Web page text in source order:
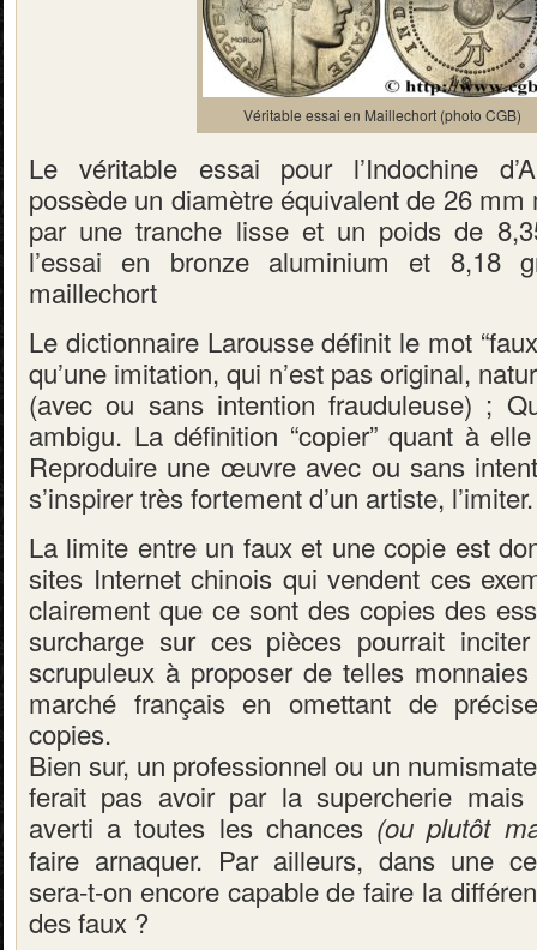
Véritable essai en Maillechort (photo CGB)
Le véritable essai pour l’Indochine
possède un diamètre équivalent de 26
par une tranche lisse et un poids de
l’essai en bronze aluminium et 8,18
maillechort
Le dictionnaire Larousse définit le mot
qu’une imitation, qui n’est pas original,
(avec ou sans intention frauduleuse) ;
ambigu. La définition “copier” quant à
Reproduire une œuvre avec ou sans
s’inspirer très fortement d’un artiste, l’imiter.
La limite entre un faux et une copie est
sites Internet chinois qui vendent ces
clairement que ce sont des copies des
surcharge sur ces pièces pourrait
scrupuleux à proposer de telles
marché français en omettant de
copies.
Bien sur, un professionnel ou un
ferait pas avoir par la supercherie
averti a toutes les chances (ou plutôt
faire arnaquer. Par ailleurs, dans une
sera-t-on encore capable de faire la
des faux ?